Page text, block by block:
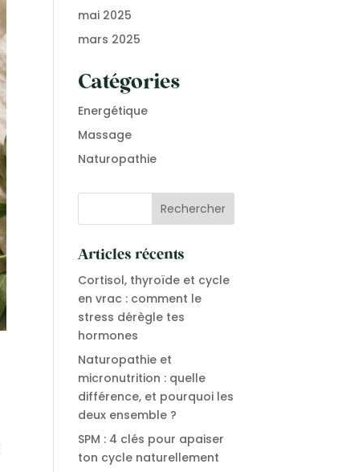
mai 2025
mars 2025
Catégories
Energétique
Massage
Naturopathie
Articles récents
Cortisol, thyroïde et cycle
en vrac : comment le
stress dérègle tes
hormones
Naturopathie et
micronutrition : quelle
différence, et pourquoi les
deux ensemble ?
SPM : 4 clés pour apaiser
ton cycle naturellement